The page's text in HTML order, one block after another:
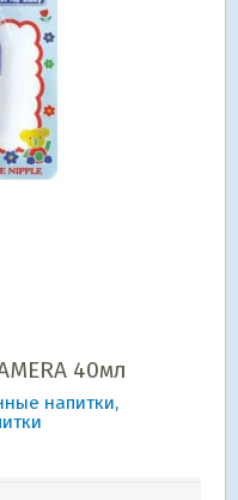
40мл
напитки,